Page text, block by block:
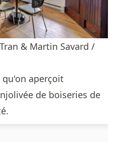
& Martin Savard /
qu'on aperçoit
de boiseries de